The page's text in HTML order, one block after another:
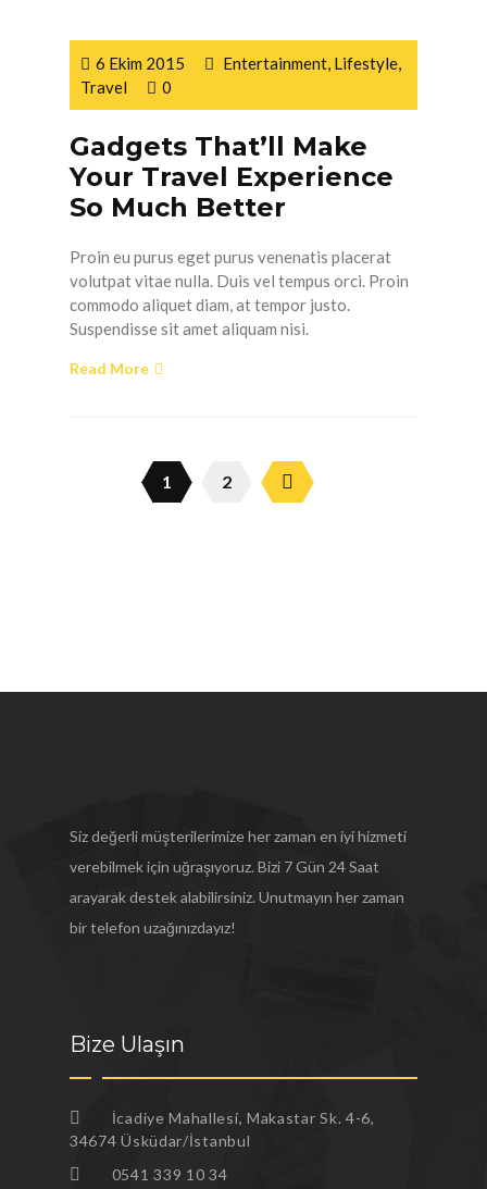
6 Ekim 2015 Entertainment, Lifestyle,
Travel
0
Gadgets That’ll Make
Your Travel Experience
So Much Better
Proin eu purus eget purus venenatis placerat
volutpat vitae nulla. Duis vel tempus orci. Proin
commodo aliquet diam, at tempor justo.
Suspendisse sit amet aliquam nisi.
Read More
1 2
Siz değerli müşterilerimize her zaman en iyi hizmeti
verebilmek için uğraşıyoruz. Bizi 7 Gün 24 Saat
arayarak destek alabilirsiniz. Unutmayın her zaman
bir telefon uzağınızdayız!
Bize Ulaşın
İcadiye Mahallesi, Makastar Sk. 4-6,
34674 Üsküdar/İstanbul
0541 339 10 34